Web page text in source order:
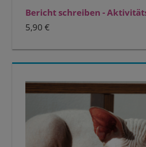
Bericht schreiben -
5,90 €